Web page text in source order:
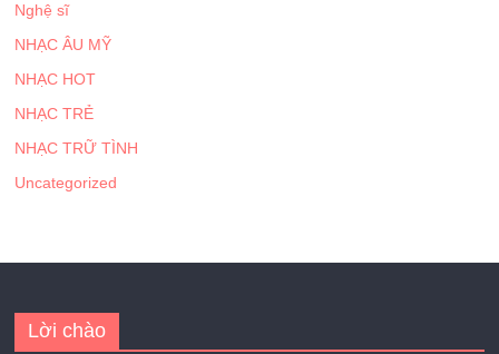
Nghệ sĩ
NHẠC ÂU MỸ
NHẠC HOT
NHẠC TRẺ
NHẠC TRỮ TÌNH
Uncategorized
Lời chào